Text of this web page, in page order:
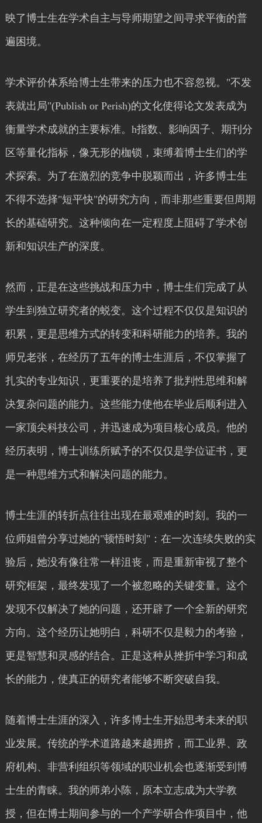
映了博士生在学术自主与导师期望之间寻求平衡的普
遍困境。
学术评价体系给博士生带来的压力也不容忽视。"不发
表就出局"(Publish or Perish)的文化使得论文发表成为
衡量学术成就的主要标准。h指数、影响因子、期刊分
区等量化指标，像无形的枷锁，束缚着博士生们的学
术探索。为了在激烈的竞争中脱颖而出，许多博士生
不得不选择"短平快"的研究方向，而非那些重要但周期
长的基础研究。这种倾向在一定程度上阻碍了学术创
新和知识生产的深度。
然而，正是在这些挑战和压力中，博士生们完成了从
学生到独立研究者的蜕变。这个过程不仅仅是知识的
积累，更是思维方式的转变和科研能力的培养。我的
师兄老张，在经历了五年的博士生涯后，不仅掌握了
扎实的专业知识，更重要的是培养了批判性思维和解
决复杂问题的能力。这些能力使他在毕业后顺利进入
一家顶尖科技公司，并迅速成为项目核心成员。他的
经历表明，博士训练所赋予的不仅仅是学位证书，更
是一种思维方式和解决问题的能力。
博士生涯的转折点往往出现在最艰难的时刻。我的一
位师姐曾分享过她的"顿悟时刻"：在一次连续失败的实
验后，她没有像往常一样沮丧，而是重新审视了整个
研究框架，最终发现了一个被忽略的关键变量。这个
发现不仅解决了她的问题，还开辟了一个全新的研究
方向。这个经历让她明白，科研不仅是毅力的考验，
更是智慧和灵感的结合。正是这种从挫折中学习和成
长的能力，使真正的研究者能够不断突破自我。
随着博士生涯的深入，许多博士生开始思考未来的职
业发展。传统的学术道路越来越拥挤，而工业界、政
府机构、非营利组织等领域的职业机会也逐渐受到博
士生的青睐。我的师弟小陈，原本立志成为大学教
授，但在博士期间参与的一个产学研合作项目中，他